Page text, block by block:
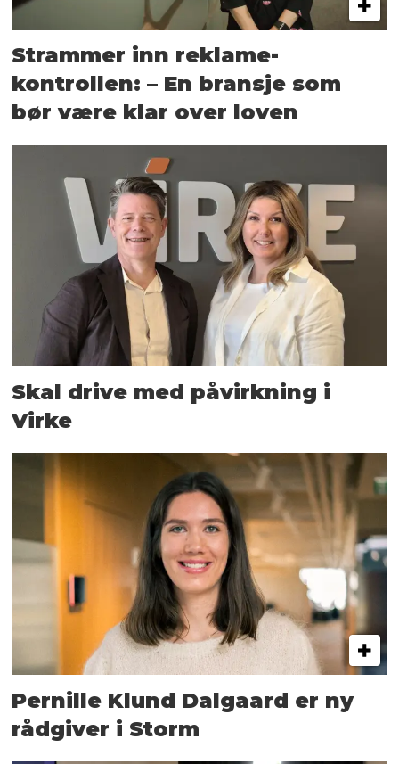
Strammer inn reklame-
kontrollen: – En bransje som
bør være klar over loven
Skal drive med påvirkning i
Virke
Pernille Klund Dalgaard er ny
rådgiver i Storm